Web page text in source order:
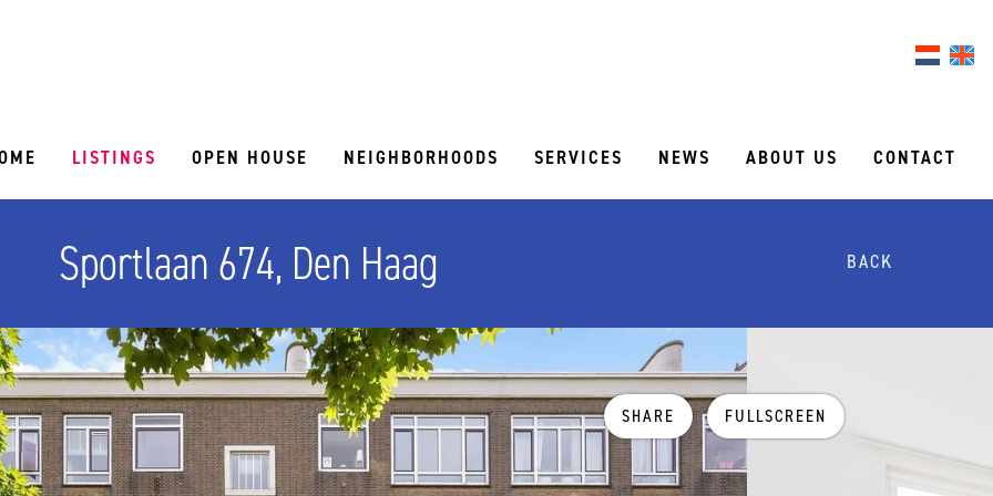
LISTINGS OPEN HOUSE NEIGHBORHOODS SERVICES NEWS ABOUT US CONTACT
Sportlaan 674, Den Haag BACK
SHARE FULLSCREEN